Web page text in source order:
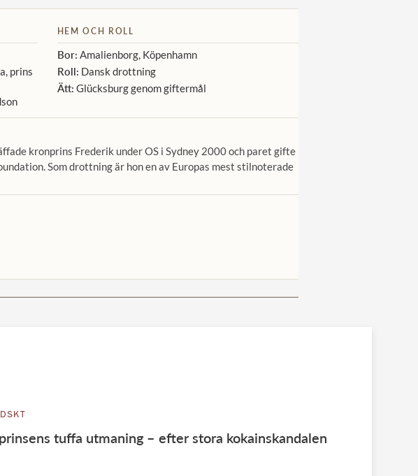
prins
HEM OCH ROLL
Bor: Amalienborg, Köpenhamn
Roll: Dansk drottning
Ätt: Glücksburg genom giftermål
kronprins Frederik under OS i Sydney 2000 och paret gifte
Som drottning är hon en av Europas mest stilnoterade
tuffa utmaning – efter stora kokainskandalen